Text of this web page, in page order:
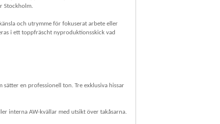
Stockholm.
och utrymme för fokuserat arbete eller
i ett toppfräscht nyproduktionsskick vad
en professionell ton. Tre exklusiva hissar
interna AW-kvällar med utsikt över takåsarna.